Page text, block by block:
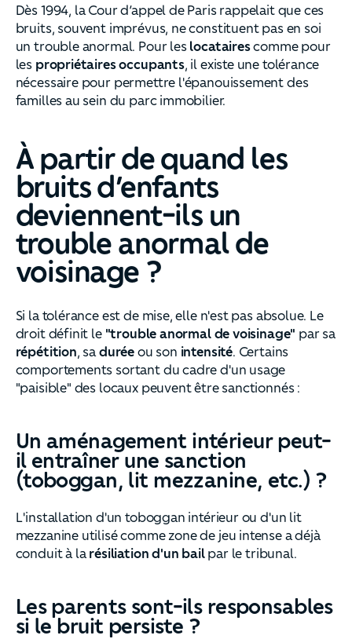
Dès 1994, la Cour d’appel de Paris rappelait que ces
bruits, souvent imprévus, ne constituent pas en soi
un trouble anormal. Pour leslocatairescomme pour
les propriétaires occupants, il existe une tolérance
nécessaire pour permettre l'épanouissement des
familles au sein du parc immobilier.
À partir de quand les
bruits d’enfants
deviennent-ils un
trouble anormal de
voisinage ?
Si la tolérance est de mise, elle n'est pas absolue. Le
droit définit le "trouble anormal de voisinage" par sa
répétition, saduréeou son intensité. Certains
comportements sortant du cadre d'un usage
"paisible" des locaux peuvent être sanctionnés :
Un aménagement intérieur peut-
il entraîner une sanction
(toboggan, lit mezzanine, etc.) ?
L'installation d'un toboggan intérieur ou d'un lit
mezzanine utilisé comme zone de jeu intense a déjà
conduit à larésiliation d'un bailpar le tribunal.
Les parents sont-ils responsables
si le bruit persiste ?